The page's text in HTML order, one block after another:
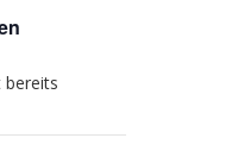
bereits